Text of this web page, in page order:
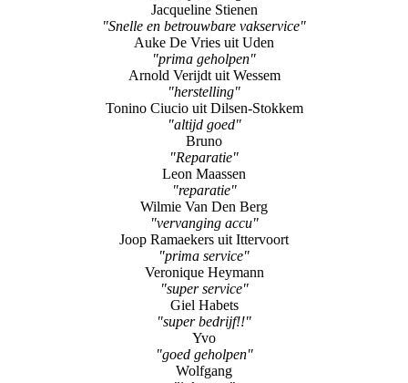
Jacqueline Stienen
"Snelle en betrouwbare vakservice"
Auke De Vries uit Uden
"prima geholpen"
Arnold Verijdt uit Wessem
"herstelling"
Tonino Ciucio uit Dilsen-Stokkem
"altijd goed"
Bruno
"Reparatie"
Leon Maassen
"reparatie"
Wilmie Van Den Berg
"vervanging accu"
Joop Ramaekers uit Ittervoort
"prima service"
Veronique Heymann
"super service"
Giel Habets
"super bedrijf!!"
Yvo
"goed geholpen"
Wolfgang